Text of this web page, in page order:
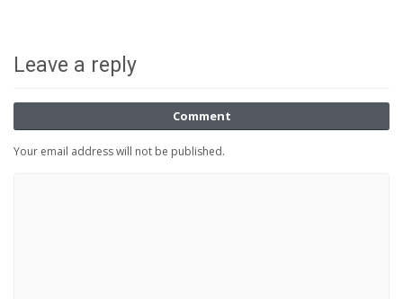
Leave a reply
Comment
Your email address will not be published.